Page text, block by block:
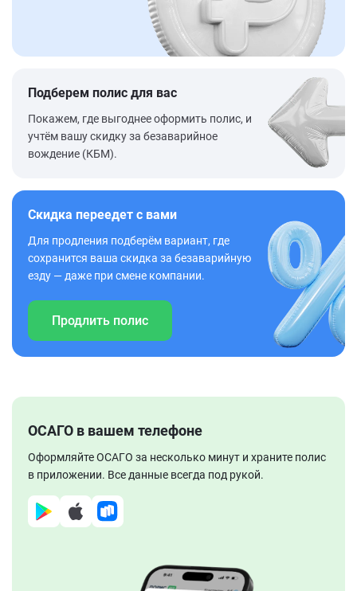
Подберем полис для вас
Покажем, где выгоднее оформить полис, и
учтём вашу скидку за безаварийное
вождение (КБМ).
Скидка переедет с вами
Для продления подберём вариант, где
сохранится ваша скидка за безаварийную
езду — даже при смене компании.
Продлить полис
ОСАГО в вашем телефоне
Оформляйте ОСАГО за несколько минут и храните полис
в приложении. Все данные всегда под рукой.